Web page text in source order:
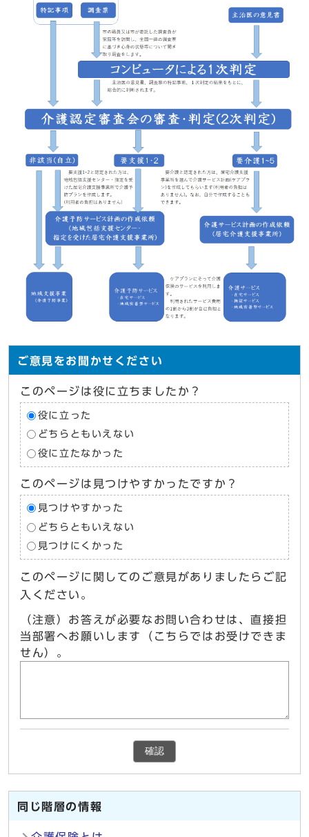
ご意見をお聞かせください
このページは役に立ちましたか？
役に立った
どちらともいえない
役に立たなかった
このページは見つけやすかったですか？
見つけやすかった
どちらともいえない
見つけにくかった
このページに関してのご意見がありましたらご記
入ください。
（注意）お答えが必要なお問い合わせは、直接担
当部署へお願いします（こちらではお受けできま
せん）。
確認
同じ階層の情報